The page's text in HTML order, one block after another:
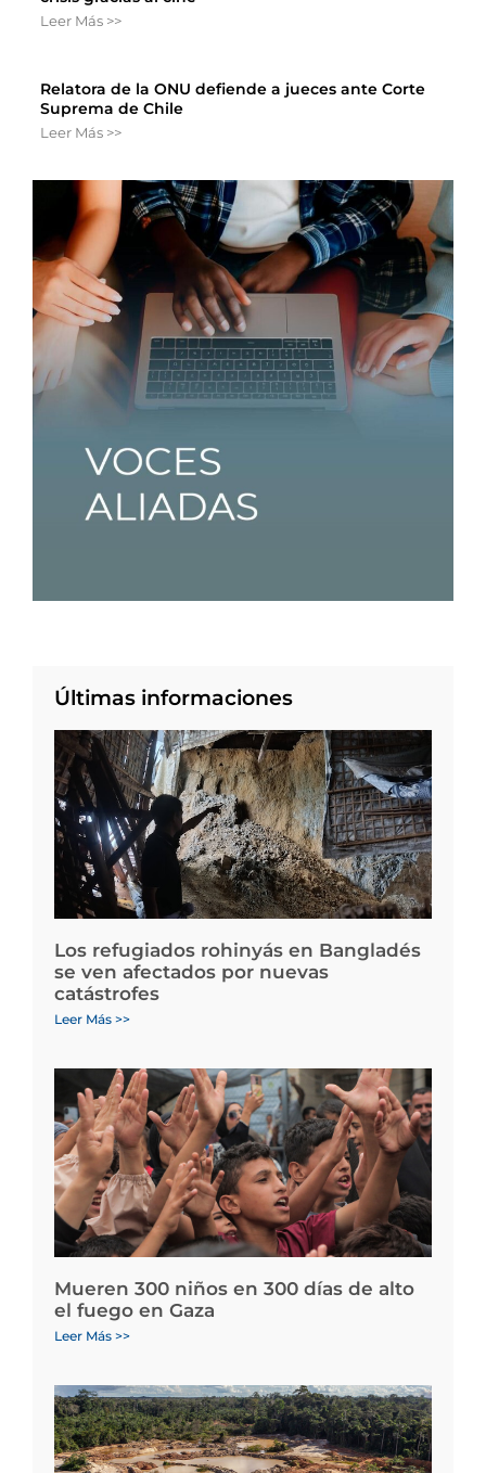
Leer Más >>
Relatora de la ONU defiende a jueces ante Corte
Suprema de Chile
Leer Más >>
Últimas informaciones
Los refugiados rohinyás en Bangladés
se ven afectados por nuevas
catástrofes
Leer Más >>
Mueren 300 niños en 300 días de alto
el fuego en Gaza
Leer Más >>